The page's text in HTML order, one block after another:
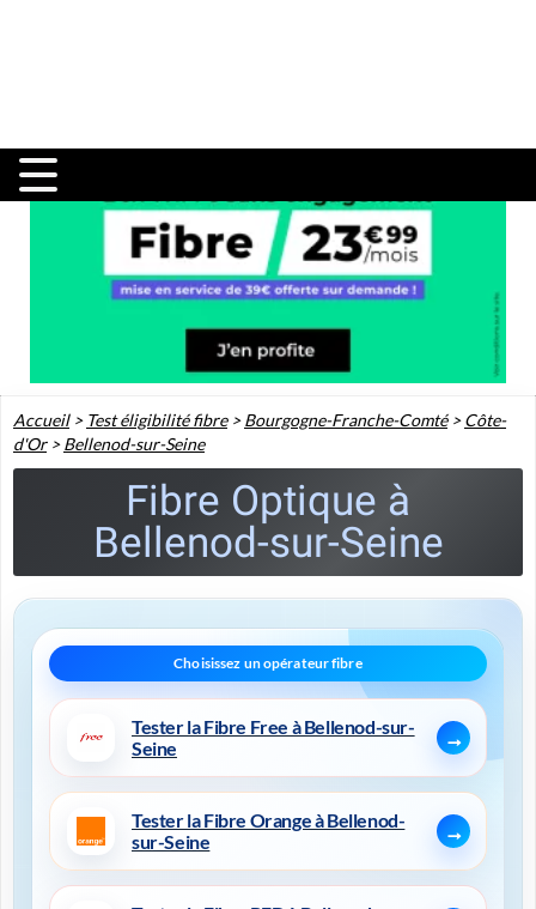
Accueil> Test éligibilité fibre>Bourgogne-Franche-Comté>Côte-
d'Or>Bellenod-sur-Seine
Fibre Optique à
Bellenod-sur-Seine
Tester la Fibre Free à Bellenod-sur-
Seine
Tester la Fibre Orange à Bellenod-
sur-Seine